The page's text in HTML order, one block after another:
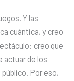
Y las
cuántica, y creo
creo que
actuar de los
Por eso,